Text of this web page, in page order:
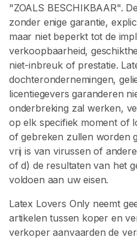
"ZOALS BESCHIKBAAR".
zonder enige garantie,
maar niet beperkt tot de
verkoopbaarheid,
niet-inbreuk of prestatie.
dochterondernemingen,
licentiegevers garanderen
onderbreking zal werken,
op elk specifiek moment of
of gebreken zullen worden
vrij is van virussen of
of d) de resultaten van het
voldoen aan uw eisen.
Latex Lovers Only neemt
artikelen tussen koper en
verkoper aanvaarden de